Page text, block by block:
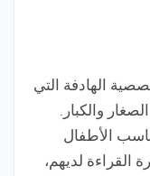
الهادفة التي
والكبار.
الأطفال
القراءة لديهم،